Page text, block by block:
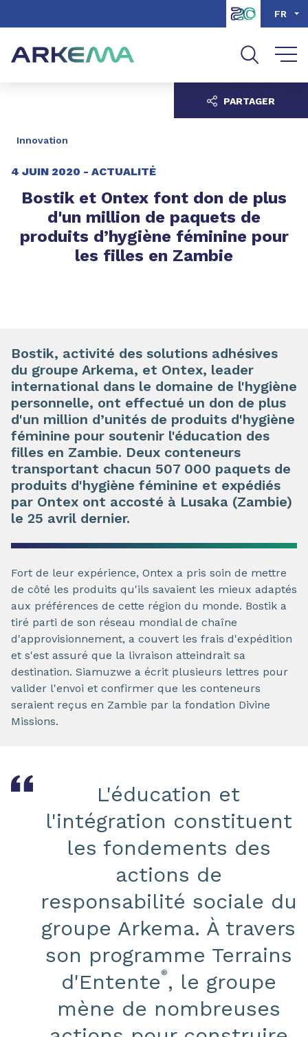
Aller à la recherche
FR
Innovation
4 JUIN 2020 - ACTUALITÉ
Bostik et Ontex font don de plus
d'un million de paquets de
produits d’hygiène féminine pour
les filles en Zambie
PARTAGER
Bostik, activité des solutions adhésives
du groupe Arkema, et Ontex, leader
international dans le domaine de l'hygiène
personnelle, ont effectué un don de plus
d'un million d’unités de produits d'hygiène
féminine pour soutenir l'éducation des
filles en Zambie. Deux conteneurs
transportant chacun 507 000 paquets de
produits d'hygiène féminine et expédiés
par Ontex ont accosté à Lusaka (Zambie)
le 25 avril dernier.
Fort de leur expérience, Ontex a pris soin de mettre
de côté les produits qu'ils savaient les mieux adaptés
aux préférences de cette région du monde. Bostik a
tiré parti de son réseau mondial de chaîne
d'approvisionnement, a couvert les frais d'expédition
et s'est assuré que la livraison atteindrait sa
destination. Siamuzwe a écrit plusieurs lettres pour
valider l'envoi et confirmer que les conteneurs
seraient reçus en Zambie par la fondation Divine
Missions.
L'éducation et
l'intégration constituent
les fondements des
actions de
responsabilité sociale du
groupe Arkema. À travers
son programme Terrains
d'Entente ® , le groupe
mène de nombreuses